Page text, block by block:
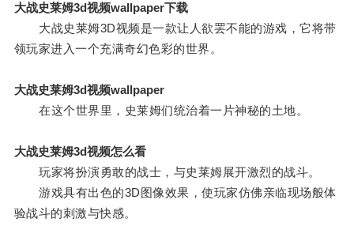
大战史莱姆3d视频wallpaper下载
大战史莱姆3D视频是一款让人欲罢不能的游戏，它将带
领玩家进入一个充满奇幻色彩的世界。
大战史莱姆3d视频wallpaper
在这个世界里，史莱姆们统治着一片神秘的土地。
大战史莱姆3d视频怎么看
玩家将扮演勇敢的战士，与史莱姆展开激烈的战斗。
游戏具有出色的3D图像效果，使玩家仿佛亲临现场般体
验战斗的刺激与快感。